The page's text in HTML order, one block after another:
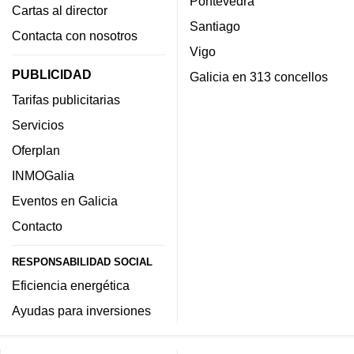
Cartas al director
Contacta con nosotros
PUBLICIDAD
Tarifas publicitarias
Servicios
Oferplan
INMOGalia
Eventos en Galicia
Contacto
RESPONSABILIDAD SOCIAL
Eficiencia energética
Ayudas para inversiones
Santiago
Vigo
Galicia en 313 concellos